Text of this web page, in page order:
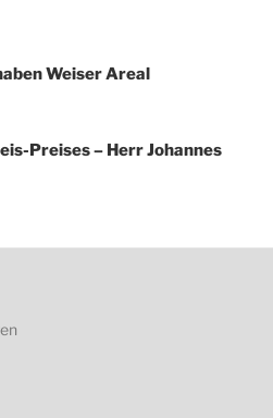
Weiser Areal
Preises – Herr Johannes